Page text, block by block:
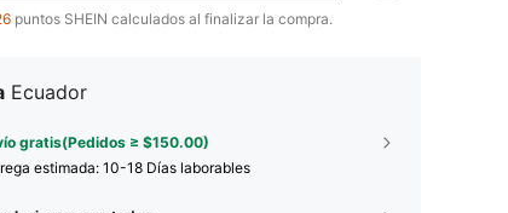
puntos SHEIN calculados al finalizar la compra.
Ecuador
gratis(Pedidos ≥ $150.00)
estimada:10-18 Días laborables